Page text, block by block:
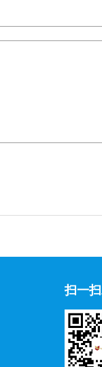
扫一